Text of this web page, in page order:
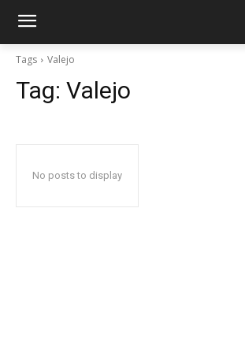
Tags Valejo
Tag: Valejo
No posts to display